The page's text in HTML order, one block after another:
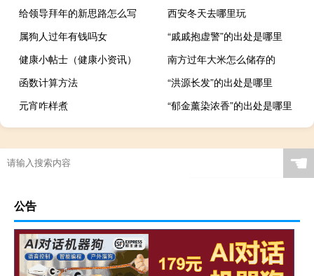
给领导拜年的新思路怎么写
西安冬天去哪里玩
属狗人过年有钱吗女
“戚戚抱虚警”的出处是哪里
健康小帖士（健康小资讯）
南方过年大米怎么储存的
函数计算方法
“洪源长发”的出处是哪里
元宵咋样煮
“郁金薰染浓香”的出处是哪里
☚
公告